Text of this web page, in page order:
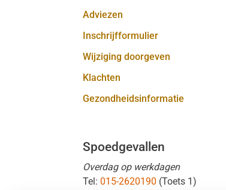
Adviezen
Inschrijfformulier
Wijziging doorgeven
Klachten
Gezondheidsinformatie
Spoedgevallen
Overdag op werkdagen
Tel: 015-2620190 (Toets 1)